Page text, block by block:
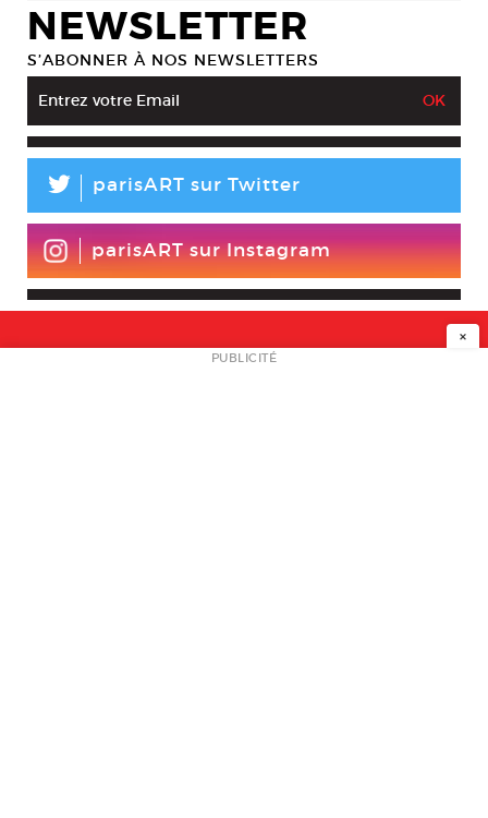
NEWSLETTER
S’ABONNER À NOS NEWSLETTERS
L parisART sur Twitter
parisART sur Instagram
NEWSLETTER
×
PUBLICITÉ